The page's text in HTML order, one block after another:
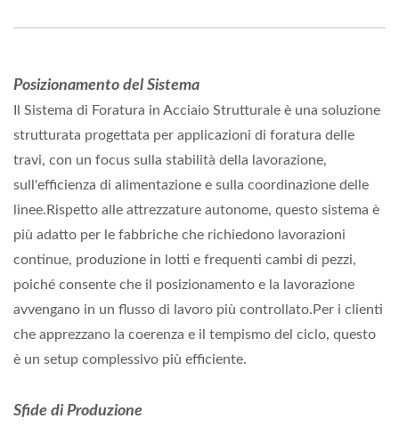
Posizionamento del Sistema
Il Sistema di Foratura in Acciaio Strutturale è una soluzione
strutturata progettata per applicazioni di foratura delle
travi, con un focus sulla stabilità della lavorazione,
sull'efficienza di alimentazione e sulla coordinazione delle
linee.Rispetto alle attrezzature autonome, questo sistema è
più adatto per le fabbriche che richiedono lavorazioni
continue, produzione in lotti e frequenti cambi di pezzi,
poiché consente che il posizionamento e la lavorazione
avvengano in un flusso di lavoro più controllato.Per i clienti
che apprezzano la coerenza e il tempismo del ciclo, questo
è un setup complessivo più efficiente.
Sfide di Produzione